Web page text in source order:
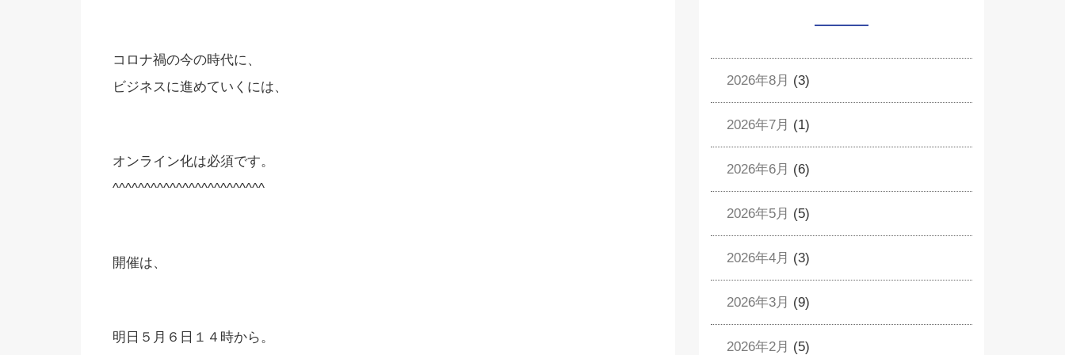
コロナ禍の今の時代に、
ビジネスに進めていくには、
オンライン化は必須です。
^^^^^^^^^^^^^^^^^^^^^^^^
開催は、
明日５月６日１４時から。
2026年8月 (3)
2026年7月 (1)
2026年6月 (6)
2026年5月 (5)
2026年4月 (3)
2026年3月 (9)
2026年2月 (5)